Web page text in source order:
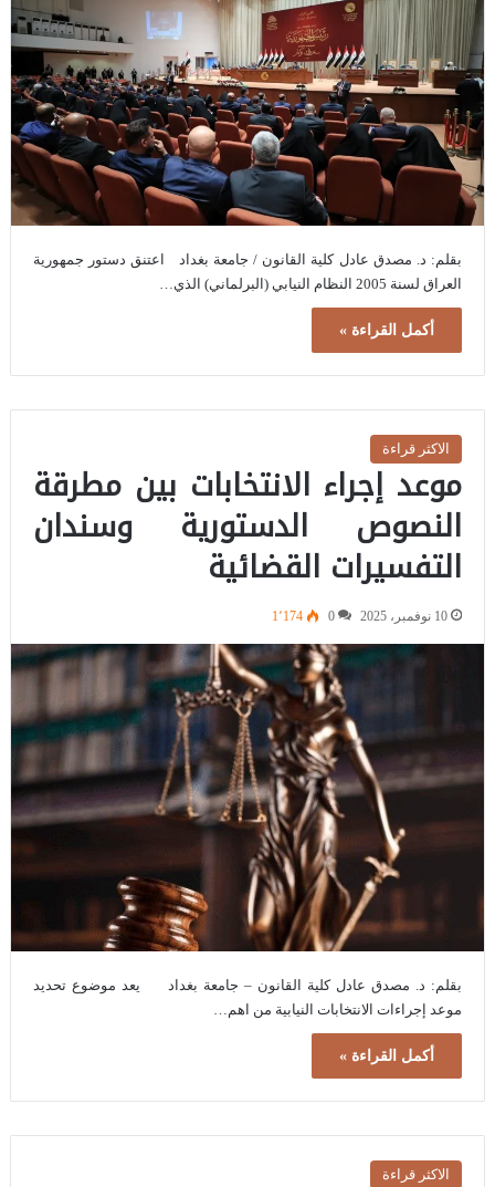
بقلم: د. مصدق عادل كلية القانون / جامعة بغداد اعتنق دستور جمهورية
العراق لسنة 2005 النظام النيابي (البرلماني) الذي…
أكمل القراءة »
الاكثر قراءة
موعد إجراء الانتخابات بين مطرقة
النصوص الدستورية وسندان
التفسيرات القضائية
10 نوفمبر، 2025 0 1٬174
بقلم: د. مصدق عادل كلية القانون – جامعة بغداد يعد موضوع تحديد
موعد إجراءات الانتخابات النيابية من اهم…
أكمل القراءة »
الاكثر قراءة